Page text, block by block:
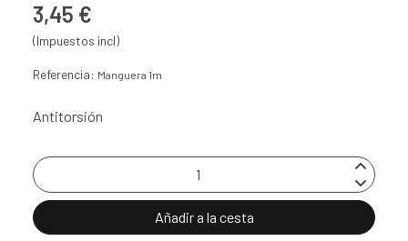
3,45 €
(Impuestos incl)
Referencia: Manguera 1m
Antitorsión
Añadir a la cesta